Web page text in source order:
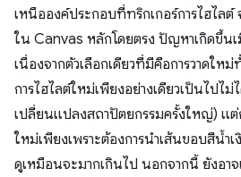
เหนือองค์ประกอบที่ทริกเกอร์การไฮไล
ใน Canvas หลักโดยตรง ปัญหาเกิดขึ้นเ
เนื่องจากตัวเลือกเดียวที่มีคือการวาดใ
การไฮไลต์ใหม่เพียงอย่างเดียวเป็นไปไม่
เปลี่ยนแปลงสถาปัตยกรรมครั้งใหญ่) แต่
ใหม่เพียงเพราะต้องการนำเส้นขอบสีน้ำ
ดูเหมือนจะมากเกินไป นอกจากนี้ ยังอาจ